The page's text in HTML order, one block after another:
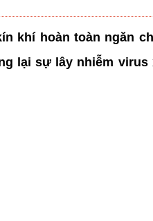
khí hoàn toàn ngăn
lại sự lây nhiễm